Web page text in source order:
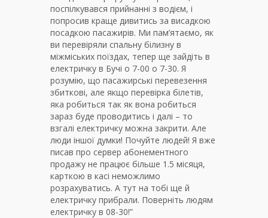
поспілкувався прийнанні з водієм, і
попросив краще дивитись за висадкою
посадкою пасажирів. Ми пам’ятаємо, як
ви перевіряли спальну білизну в
міжміських поїздах, тепер ще зайдіть в
електричку в Бучі о 7-00 о 7-30. Я
розумію, що пасажирські перевезення
збиткові, але якщо перевірка білетів,
яка робиться так як вона робиться
зараз буде проводитись і далі – то
взгалі електричку можна закрити. Але
люди іншої думки! Почуйте людей! Я вже
писав про сервер абонементного
продажу не працює більше 1.5 місяця,
карткою в касі неможлимо
розрахуватись. А тут на тобі ще й
електричку прибрали. Поверніть людям
електричку в 08-30!”